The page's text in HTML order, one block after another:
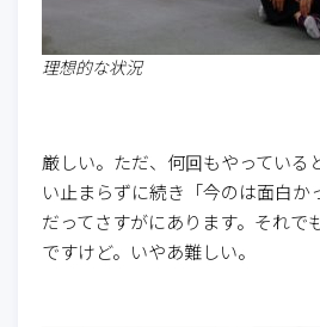
理想的な状況
厳しい。ただ、何回もやっている
い止まらずに続き「今のは面白か
だってさすがにあります。それで
ですけど。いやあ難しい。